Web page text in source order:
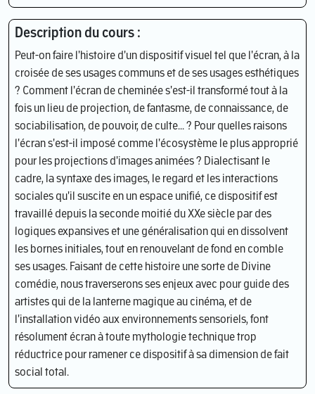
Description du cours :
Peut-on faire l'histoire d'un dispositif visuel tel que l'écran, à la
croisée de ses usages communs et de ses usages esthétiques
? Comment l'écran de cheminée s'est-il transformé tout à la
fois un lieu de projection, de fantasme, de connaissance, de
sociabilisation, de pouvoir, de culte... ? Pour quelles raisons
l'écran s'est-il imposé comme l'écosystème le plus approprié
pour les projections d'images animées ? Dialectisant le
cadre, la syntaxe des images, le regard et les interactions
sociales qu'il suscite en un espace unifié, ce dispositif est
travaillé depuis la seconde moitié du XXe siècle par des
logiques expansives et une généralisation qui en dissolvent
les bornes initiales, tout en renouvelant de fond en comble
ses usages. Faisant de cette histoire une sorte de Divine
comédie, nous traverserons ses enjeux avec pour guide des
artistes qui de la lanterne magique au cinéma, et de
l'installation vidéo aux environnements sensoriels, font
résolument écran à toute mythologie technique trop
réductrice pour ramener ce dispositif à sa dimension de fait
social total.